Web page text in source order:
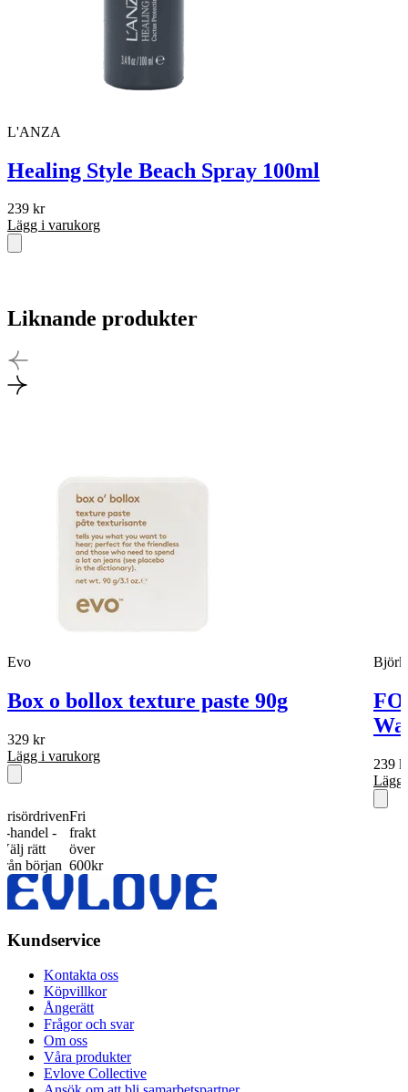
L'ANZA
Healing Style Beach Spray 100ml
239 kr
Lägg i varukorg
Liknande produkter
Evo
Box o bollox texture paste 90g
329 kr
Lägg i varukorg
Björk
239
Lägg
-
Fri
frakt
över
600kr
Kundservice
Kontakta oss
Köpvillkor
Ångerätt
Frågor och svar
Om oss
Våra produkter
Evlove Collective